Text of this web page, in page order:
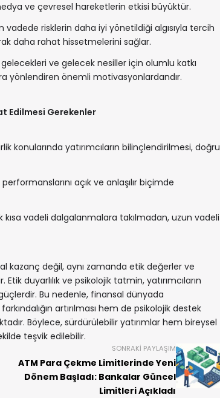
ve çevresel hareketlerin etkisi büyüktür.
vadede risklerin daha iyi yönetildiği algısıyla tercih
daha rahat hissetmelerini sağlar.
ve gelecek nesiller için olumlu katkı
yönlendiren önemli motivasyonlardandır.
Edilmesi Gerekenler
konularında yatırımcıların bilinçlendirilmesi, doğru
performanslarını açık ve anlaşılır biçimde
kısa vadeli dalgalanmalara takılmadan, uzun vadeli
kazanç değil, aynı zamanda etik değerler ve
duyarlılık ve psikolojik tatmin, yatırımcıların
Bu nedenle, finansal dünyada
artırılması hem de psikolojik destek
Böylece, sürdürülebilir yatırımlar hem bireysel
teşvik edilebilir.
SONRAKI PAYLAŞIM
ATM Para Çekme Limitlerinde Yeni
Dönem Başladı: Bankalar Güncel
Limitleri Açıkladı